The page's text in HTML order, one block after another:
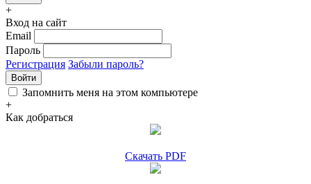
+
Вход на сайт
Email
Пароль
Регистрация Забыли пароль?
Войти
Запомнить меня на этом компьютере
+
Как добраться
Скачать PDF